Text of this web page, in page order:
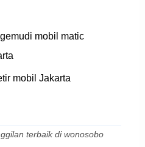
mobil matic
mobil Jakarta
terbaik di wonosobo